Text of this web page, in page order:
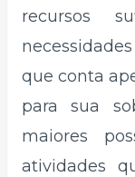
recursos
que conta
para sua
maiores
atividades